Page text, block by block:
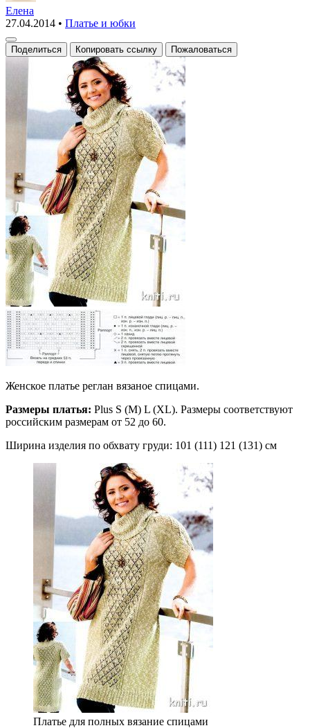
для
полных
вязание
спицами
Елена
27.04.2014 • Платье и юбки
Поделиться Копировать ссылку Пожаловаться
Женское платье реглан вязаное спицами.
Размеры платья: Plus S (М) L (XL). Размеры соответствуют
российским размерам от 52 до 60.
Ширина изделия по обхвату груди: 101 (111) 121 (131) см
Платье для полных вязание спицами